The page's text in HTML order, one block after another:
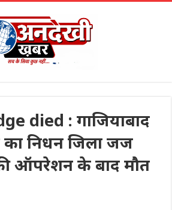
died : गाजियाबाद
निधन जिला जज
ऑपरेशन के बाद मौत